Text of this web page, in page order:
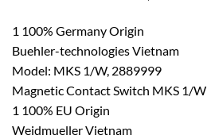
1 100% Germany Origin
Buehler-technologies Vietnam
Model: MKS 1/W, 2889999
Magnetic Contact Switch MKS 1/W
1 100% EU Origin
Weidmueller Vietnam